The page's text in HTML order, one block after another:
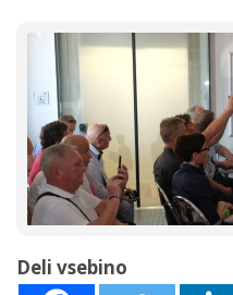
Deli vsebino